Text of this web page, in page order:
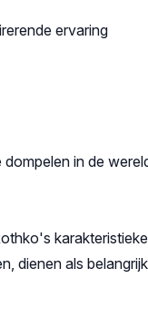
ervaring
in de
dienen als